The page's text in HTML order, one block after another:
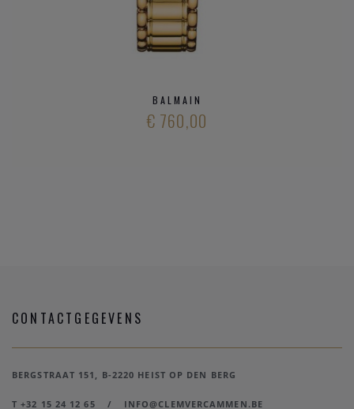
BALMAIN
€ 760,00
CONTACTGEGEVENS
BERGSTRAAT 151, B-2220 HEIST OP DEN BERG
T +32 15 24 12 65 / INFO@CLEMVERCAMMEN.BE